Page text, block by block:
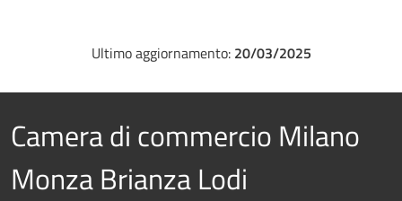
Ultimo aggiornamento: 20/03/2025
Camera di commercio Milano
Monza Brianza Lodi